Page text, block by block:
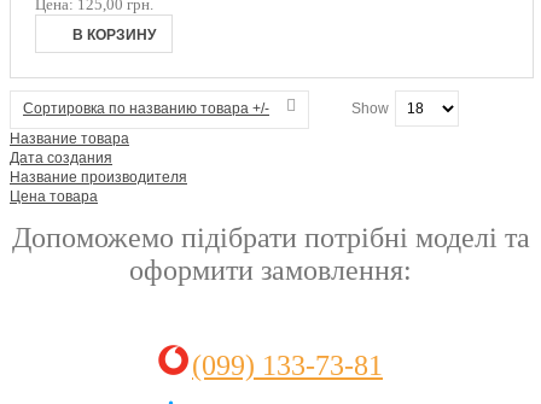
Цена: 125,00 грн.
Сортировка по названию товара +/-
Название товара
Дата создания
Название производителя
Цена товара
Show
Допоможемо підібрати потрібні моделі та
оформити замовлення:
(099) 133-73-81